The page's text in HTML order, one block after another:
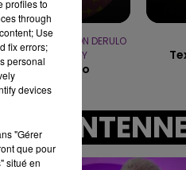
10h00 - 14h00
LE TICKET DE CAISSE
DJ GOJA & JASON DERULO
& MELODY
Mi Chico
A
profiles to
through
Use
fix errors;
personal
devices
"Gérer
que pour
situé en